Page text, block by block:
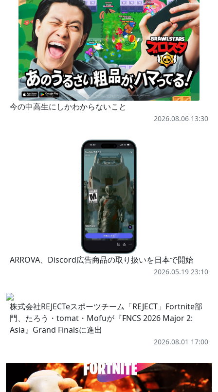
今の中高生にしかわからないこと
2026.08.06 13:30
ARROVA、Discord広告商品の取り扱いを日本で開始
2026.05.19 23:10
株式会社REJECTeスポーツチーム「REJECT」Fortnite部
門、たろう・tomat・Mofuが『FNCS 2026 Major 2:
Asia』Grand Finalsに進出
2026.08.01 17:00